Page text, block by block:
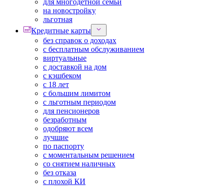
для многодетной семьи
на новостройку
льготная
Кредитные карты
без справок о доходах
с бесплатным обслуживанием
виртуальные
с доставкой на дом
с кэшбеком
с 18 лет
с большим лимитом
с льготным периодом
для пенсионеров
безработным
одобряют всем
лучшие
по паспорту
с моментальным решением
со снятием наличных
без отказа
с плохой КИ